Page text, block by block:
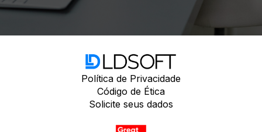
Política de Privacidade
Código de Ética
Solicite seus dados